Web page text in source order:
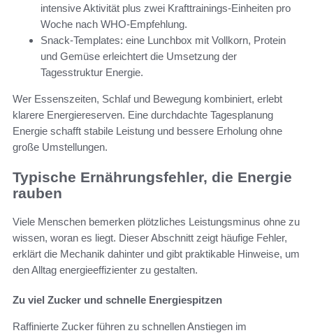
intensive Aktivität plus zwei Krafttrainings-Einheiten pro
Woche nach WHO-Empfehlung.
Snack-Templates: eine Lunchbox mit Vollkorn, Protein
und Gemüse erleichtert die Umsetzung der
Tagesstruktur Energie.
Wer Essenszeiten, Schlaf und Bewegung kombiniert, erlebt
klarere Energiereserven. Eine durchdachte Tagesplanung
Energie schafft stabile Leistung und bessere Erholung ohne
große Umstellungen.
Typische Ernährungsfehler, die Energie
rauben
Viele Menschen bemerken plötzliches Leistungsminus ohne zu
wissen, woran es liegt. Dieser Abschnitt zeigt häufige Fehler,
erklärt die Mechanik dahinter und gibt praktikable Hinweise, um
den Alltag energieeffizienter zu gestalten.
Zu viel Zucker und schnelle Energiespitzen
Raffinierte Zucker führen zu schnellen Anstiegen im